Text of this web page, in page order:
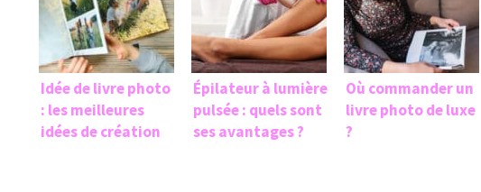
Idée de livre photo
: les meilleures
idées de création
Épilateur à lumière
pulsée : quels sont
ses avantages ?
Où commander un
livre photo de luxe
?